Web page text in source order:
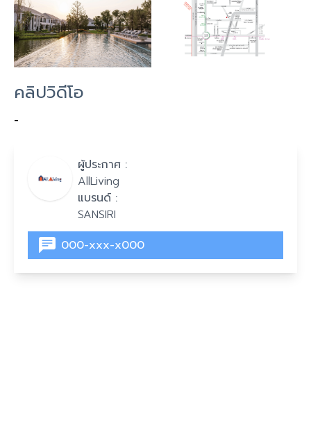
คลิปวิดีโอ
-
ผู้ประกาศ :
AllLiving
แบรนด์ :
SANSIRI
000-xxx-x000